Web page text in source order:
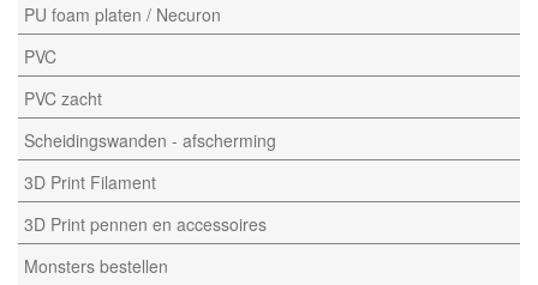
PU foam platen / Necuron
PVC
PVC zacht
Scheidingswanden - afscherming
3D Print Filament
3D Print pennen en accessoires
Monsters bestellen